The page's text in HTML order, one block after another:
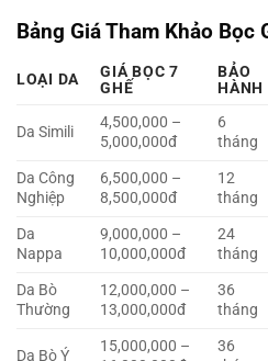
Bảng Giá Tham Khảo Bọc
LOẠI DA
GIÁ BỌC 7
GHẾ
BẢO
HÀNH
Da Simili
4,500,000 –
5,000,000đ
6
tháng
Da Công
Nghiệp
6,500,000 –
8,500,000đ
12
tháng
Da
Nappa
9,000,000 –
10,000,000đ
24
tháng
Da Bò
Thường
12,000,000 –
13,000,000đ
36
tháng
Da Bò Ý
15,000,000 –
36